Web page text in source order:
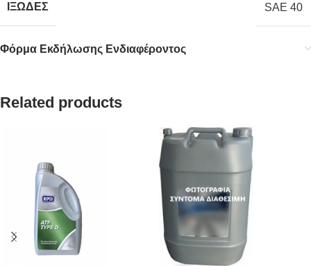
ΙΞΩΔΕΣ SAE 40
Φόρμα Εκδήλωσης Ενδιαφέροντος
Related products